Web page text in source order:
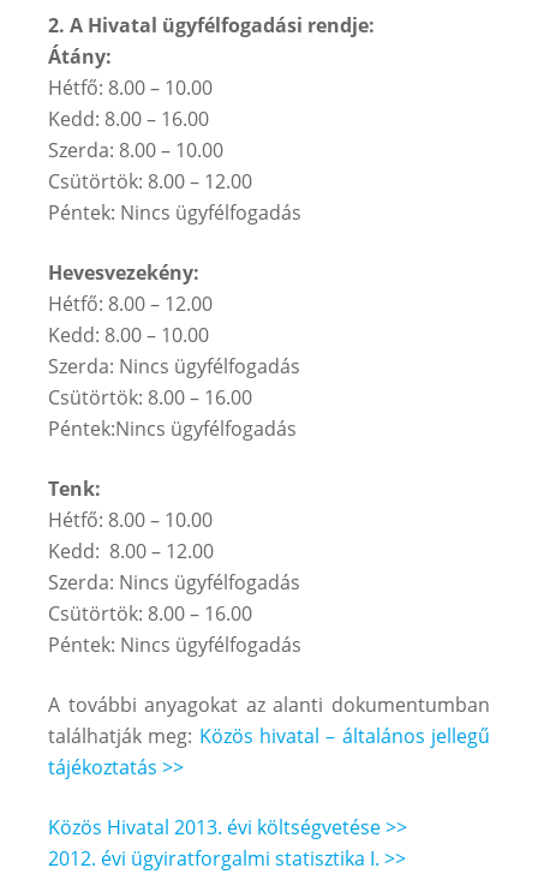
2. A Hivatal ügyfélfogadási rendje:
Átány:
Hétfő: 8.00 – 10.00
Kedd: 8.00 – 16.00
Szerda: 8.00 – 10.00
Csütörtök: 8.00 – 12.00
Péntek: Nincs ügyfélfogadás
Hevesvezekény:
Hétfő: 8.00 – 12.00
Kedd: 8.00 – 10.00
Szerda: Nincs ügyfélfogadás
Csütörtök: 8.00 – 16.00
Péntek:Nincs ügyfélfogadás
Tenk:
Hétfő: 8.00 – 10.00
Kedd: 8.00 – 12.00
Szerda: Nincs ügyfélfogadás
Csütörtök: 8.00 – 16.00
Péntek: Nincs ügyfélfogadás
A további anyagokat az alanti dokumentumban
találhatják meg: Közös hivatal – általános jellegű
tájékoztatás >>
Közös Hivatal 2013. évi költségvetése >>
2012. évi ügyiratforgalmi statisztika I. >>